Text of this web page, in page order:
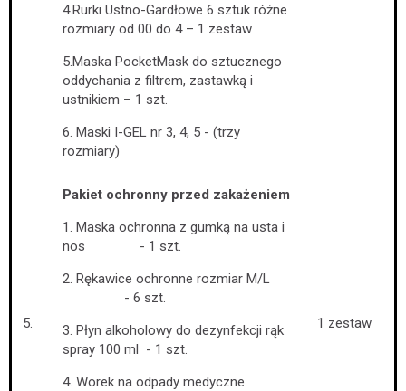
4.Rurki Ustno-Gardłowe 6 sztuk różne
rozmiary od 00 do 4 – 1 zestaw
5.Maska PocketMask do sztucznego
oddychania z filtrem, zastawką i
ustnikiem – 1 szt.
6. Maski I-GEL nr 3, 4, 5 - (trzy
rozmiary)
5.
Pakiet ochronny przed zakażeniem
1. Maska ochronna z gumką na usta i
nos - 1 szt.
2. Rękawice ochronne rozmiar M/L
- 6 szt.
3. Płyn alkoholowy do dezynfekcji rąk
spray 100 ml - 1 szt.
4. Worek na odpady medyczne
1 zestaw